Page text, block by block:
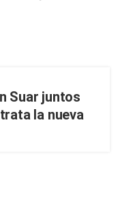
Suar juntos
la nueva